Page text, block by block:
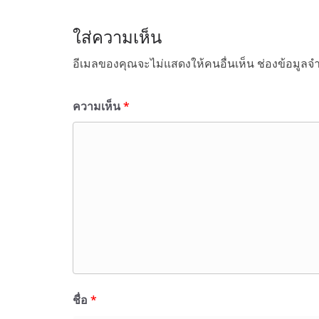
ใส่ความเห็น
อีเมลของคุณจะไม่แสดงให้คนอื่นเห็น ช่องข้อมูลจ
ความเห็น*
ชื่อ *